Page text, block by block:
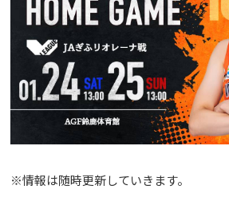
※情報は随時更新していきます。